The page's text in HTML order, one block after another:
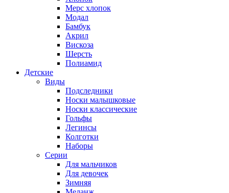
Мерс хлопок
Модал
Бамбук
Акрил
Вискоза
Шерсть
Полиамид
Детские
Виды
Подследники
Носки малышковые
Носки классические
Гольфы
Легинсы
Колготки
Наборы
Серии
Для мальчиков
Для девочек
Зимняя